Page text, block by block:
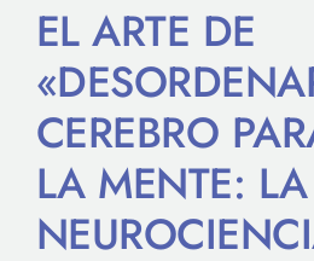
EL ARTE DE
CEREBRO
LA MENTE: LA